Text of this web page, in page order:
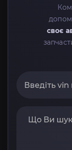
своє